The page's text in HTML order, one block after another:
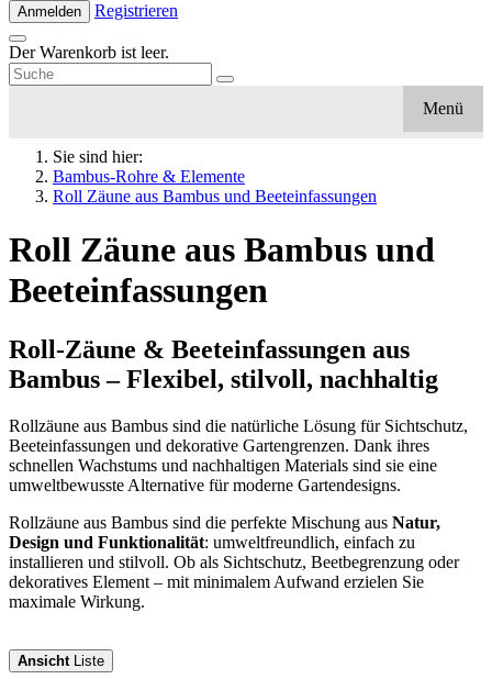
Anmelden Registrieren
Der Warenkorb ist leer.
Menü
Sie sind hier:
Bambus-Rohre & Elemente
Roll Zäune aus Bambus und Beeteinfassungen
Roll Zäune aus Bambus und
Beeteinfassungen
Roll-Zäune & Beeteinfassungen aus
Bambus – Flexibel, stilvoll, nachhaltig
Rollzäune aus Bambus sind die natürliche Lösung für Sichtschutz,
Beeteinfassungen und dekorative Gartengrenzen. Dank ihres
schnellen Wachstums und nachhaltigen Materials sind sie eine
umweltbewusste Alternative für moderne Gartendesigns.
Rollzäune aus Bambus sind die perfekte Mischung aus Natur,
Design und Funktionalität: umweltfreundlich, einfach zu
installieren und stilvoll. Ob als Sichtschutz, Beetbegrenzung oder
dekoratives Element – mit minimalem Aufwand erzielen Sie
maximale Wirkung.
Ansicht Liste